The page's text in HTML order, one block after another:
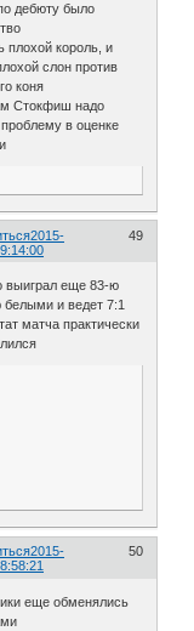
дебюту было
плохой король, и
слон против
коня
Стокфиш надо
проблему в оценке
49
2015-
выиграл еще 83-ю
белыми и ведет 7:1
матча практически
50
2015-
еще обменялись